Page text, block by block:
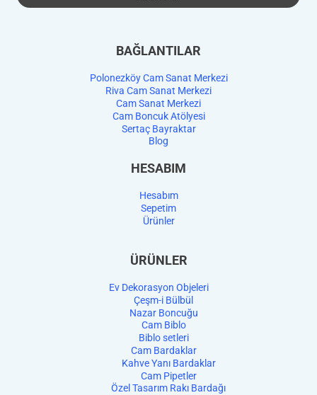
BAĞLANTILAR
Polonezköy Cam Sanat Merkezi
Riva Cam Sanat Merkezi
Cam Sanat Merkezi
Cam Boncuk Atölyesi
Sertaç Bayraktar
Blog
HESABIM
Hesabım
Sepetim
Ürünler
ÜRÜNLER
Ev Dekorasyon Objeleri
Çeşm-i Bülbül
Nazar Boncuğu
Cam Biblo
Biblo setleri
Cam Bardaklar
Kahve Yanı Bardaklar
Cam Pipetler
Özel Tasarım Rakı Bardağı